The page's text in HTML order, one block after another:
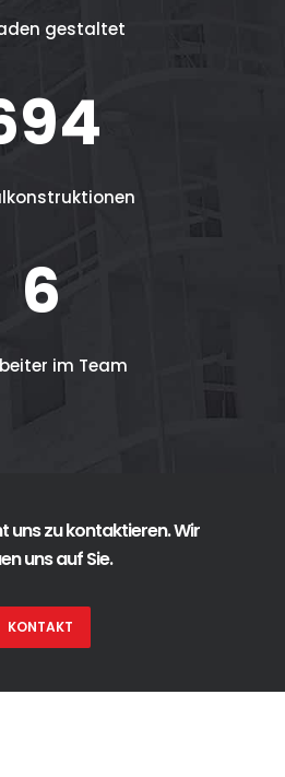
gestaltet
6
im Team
uns zu kontaktieren. Wir
uns auf Sie.
KONTAKT